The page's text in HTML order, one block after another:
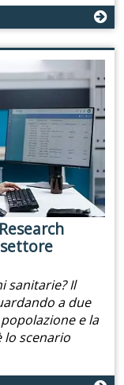
sanitarie? Il
a due
e la
lo scenario